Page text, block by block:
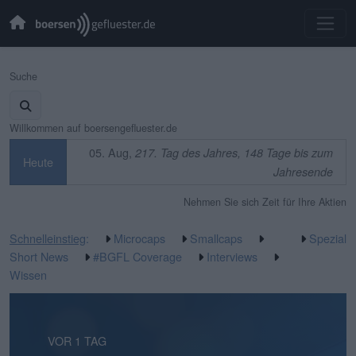
Suche
Willkommen auf boersengefluester.de
Heute
05. Aug, 217. Tag des Jahres, 148 Tage bis zum
Jahresende
Nehmen Sie sich Zeit für Ihre Aktien
Schnelleinstieg: Microcaps
Smallcaps
Short News
#BGFL Coverage
Interviews
Wissen
Spezial
VOR 14 STUNDEN
VOR 1 TAG
VOR 2 TAGEN
VOR 2 TAGEN
VOR 1 WOCHE
VOR 1 WOCHE
VOR 1 WOCHE
VOR 1 WOCHE
VOR 2 WOCHEN
VOR 2 WOCHEN
VOR 2 WOCHEN
VOR 2 WOCHEN
VOR 2 WOCHEN
VOR 2 WOCHEN
VOR 3 WOCHEN